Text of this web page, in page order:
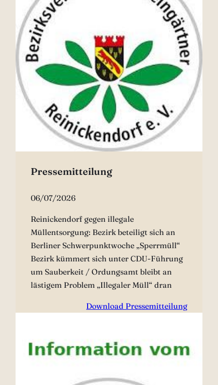
Pressemitteilung
06/07/2026
Reinickendorf gegen illegale
Müllentsorgung: Bezirk beteiligt sich an
Berliner Schwerpunktwoche „Sperrmüll“
Bezirk kümmert sich unter CDU-Führung
um Sauberkeit / Ordungsamt bleibt an
lästigem Problem „Illegaler Müll“ dran
Download Pressemitteilung